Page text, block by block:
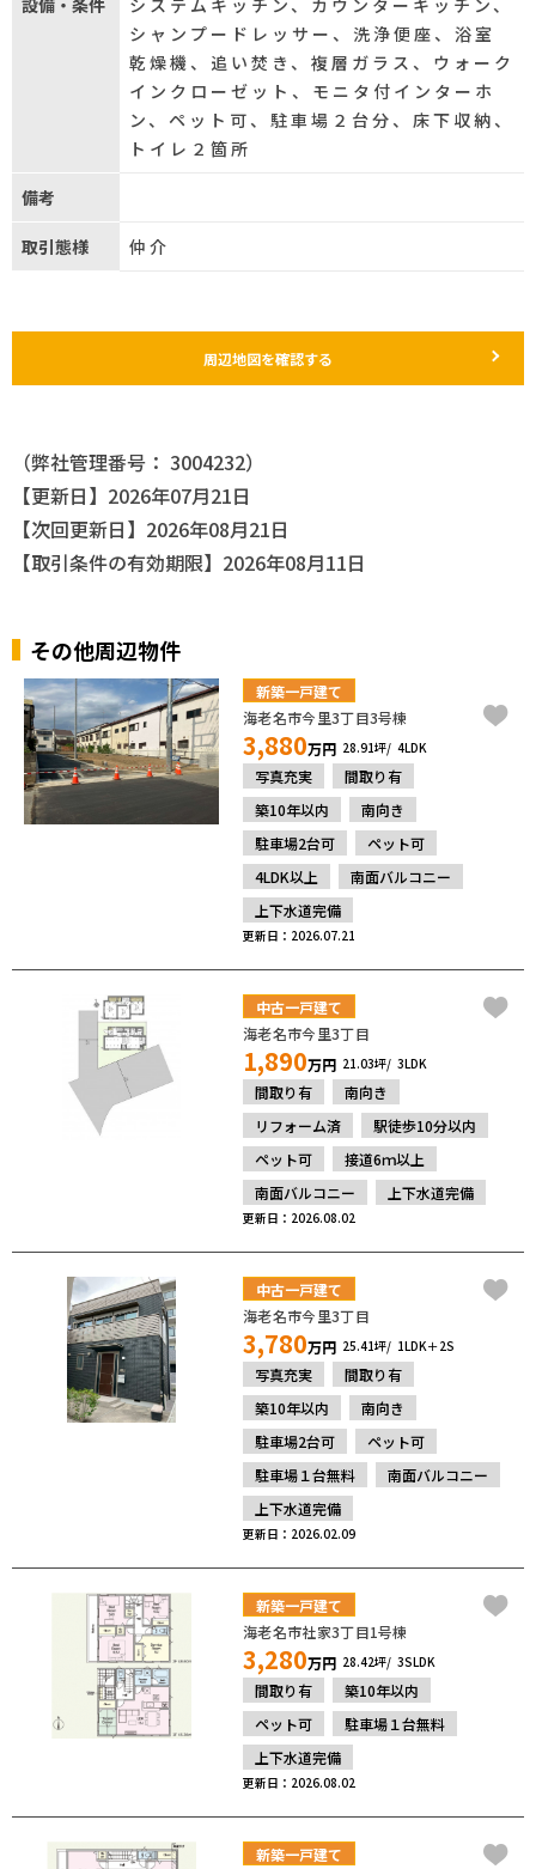
設備・条件
システムキッチン、カウンターキッチン、
シャンプードレッサー、洗浄便座、浴室
乾燥機、追い焚き、複層ガラス、ウォーク
インクローゼット、モニタ付インターホ
ン、ペット可、駐車場２台分、床下収納、
トイレ２箇所
備考
取引態様 仲介
周辺地図を確認する
（弊社管理番号： 3004232）
【更新日】2026年07月21日
【次回更新日】2026年08月21日
【取引条件の有効期限】2026年08月11日
その他周辺物件
新築一戸建て
海老名市今里3丁目3号棟
3,880万円 28.91坪 4LDK
写真充実
間取り有
築10年以内
南向き
駐車場2台可
ペット可
4LDK以上
南面バルコニー
上下水道完備
更新日：2026.07.21
中古一戸建て
海老名市今里3丁目
1,890万円 21.03坪 3LDK
間取り有
南向き
リフォーム済
駅徒歩10分以内
ペット可
接道6ｍ以上
南面バルコニー
上下水道完備
更新日：2026.08.02
中古一戸建て
海老名市今里3丁目
3,780万円 25.41坪 1LDK＋2S
写真充実
間取り有
築10年以内
南向き
駐車場2台可
ペット可
駐車場１台無料
南面バルコニー
上下水道完備
更新日：2026.02.09
新築一戸建て
海老名市社家3丁目1号棟
3,280万円 28.42坪 3SLDK
間取り有
築10年以内
ペット可
駐車場１台無料
上下水道完備
更新日：2026.08.02
新築一戸建て